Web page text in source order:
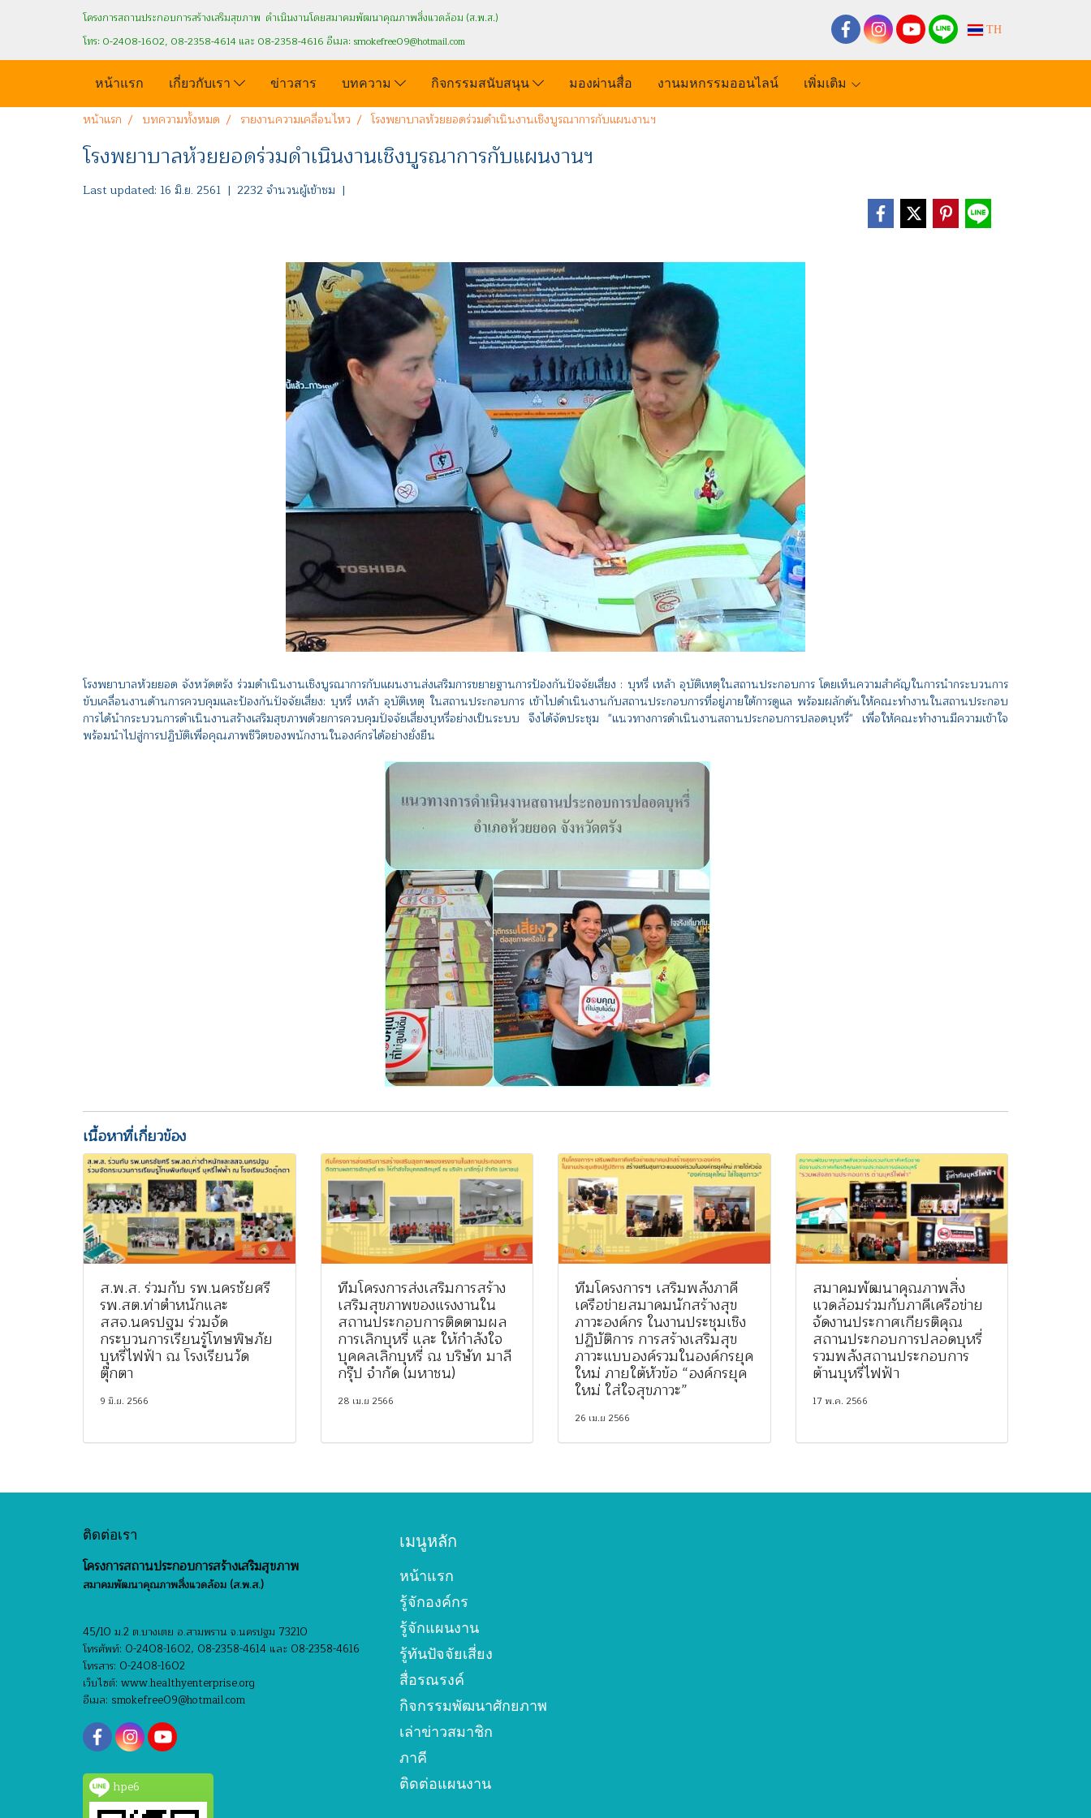
โครงการสถานประกอบการสร้างเสริมสุขภาพ ดำเนินงานโดยสมาคมพัฒนาคุณภาพสิ่งแวดล้อม (ส.พ.ส.)
โทร: 0-2408-1602, 08-2358-4614 และ 08-2358-4616 อีเมล: smokefree09@hotmail.com
TH
หน้าแรก เกี่ยวกับเรา ข่าวสาร บทความ กิจกรรมสนับสนุน มองผ่านสื่อ งานมหกรรมออนไลน์ เพิ่มเติม
หน้าแรก บทความทั้งหมด รายงานความเคลื่อนไหว โรงพยาบาลห้วยยอดร่วมดำเนินงานเชิงบูรณาการกับแผนงานฯ
โรงพยาบาลห้วยยอดร่วมดำเนินงานเชิงบูรณาการกับแผนงานฯ
Last updated: 16 มิ.ย. 2561 | 2232 จำนวนผู้เข้าชม |
โรงพยาบาลห้วยยอด จังหวัดตรัง ร่วมดำเนินงานเชิงบูรณาการกับแผนงานส่งเสริมการขยายฐานการป้องกันปัจจัยเสี่ยง : บุหรี่ เหล้า อุบัติเหตุในสถานประกอบการ โดยเห็นความสำคัญในการนำกระบวนการ
ขับเคลื่อนงานด้านการควบคุมและป้องกันปัจจัยเสี่ยง: บุหรี่ เหล้า อุบัติเหตุ ในสถานประกอบการ เข้าไปดำเนินงานกับสถานประกอบการที่อยู่ภายใต้การดูแล พร้อมผลักดันให้คณะทำงานในสถานประกอบ
การได้นำกระบวนการดำเนินงานสร้างเสริมสุขภาพด้วยการควบคุมปัจจัยเสี่ยงบุหรี่อย่างเป็นระบบ จึงได้จัดประชุม "แนวทางการดำเนินงานสถานประกอบการปลอดบุหรี่" เพื่อให้คณะทำงานมีความเข้าใจ
พร้อมนำไปสู่การปฏิบัติเพื่อคุณภาพชีวิตของพนักงานในองค์กรได้อย่างยั่งยืน
เนื้อหาที่เกี่ยวข้อง
ส.พ.ส. ร่วมกับ รพ.นครชัยศรี
รพ.สต.ท่าตำหนักและ
สสจ.นครปฐม ร่วมจัด
กระบวนการเรียนรู้โทษพิษภัย
บุหรี่ไฟฟ้า ณ โรงเรียนวัด
ตุ๊กตา
9 มิ.ย. 2566
ทีมโครงการส่งเสริมการสร้าง
เสริมสุขภาพของแรงงานใน
สถานประกอบการติดตามผล
การเลิกบุหรี่ และ ให้กำลังใจ
บุคคลเลิกบุหรี่ ณ บริษัท มาลี
กรุ๊ป จำกัด (มหาชน)
28 เม.ย 2566
ทีมโครงการฯ เสริมพลังภาคี
เครือข่ายสมาคมนักสร้างสุข
ภาวะองค์กร ในงานประชุมเชิง
ปฏิบัติการ การสร้างเสริมสุข
ภาวะแบบองค์รวมในองค์กรยุค
ใหม่ ภายใต้หัวข้อ “องค์กรยุค
ใหม่ ใส่ใจสุขภาวะ”
26 เม.ย 2566
สมาคมพัฒนาคุณภาพสิ่ง
แวดล้อมร่วมกับภาคีเครือข่าย
จัดงานประกาศเกียรติคุณ
สถานประกอบการปลอดบุหรี่
รวมพลังสถานประกอบการ
ต้านบุหรี่ไฟฟ้า
17 พ.ค. 2566
ติดต่อเรา
โครงการสถานประกอบการสร้างเสริมสุขภาพ
สมาคมพัฒนาคุณภาพสิ่งแวดล้อม (ส.พ.ส.)
45/10 ม.2 ต.บางเตย อ.สามพราน จ.นครปฐม 73210
โทรศัพท์: 0-2408-1602, 08-2358-4614 และ 08-2358-4616
โทรสาร: 0-2408-1602
เว็บไซต์: www.healthyenterprise.org
อีเมล: smokefree09@hotmail.com
hpe6
เมนูหลัก
หน้าแรก
รู้จักองค์กร
รู้จักแผนงาน
รู้ทันปัจจัยเสี่ยง
สื่อรณรงค์
กิจกรรมพัฒนาศักยภาพ
เล่าข่าวสมาชิก
ภาคี
ติดต่อแผนงาน